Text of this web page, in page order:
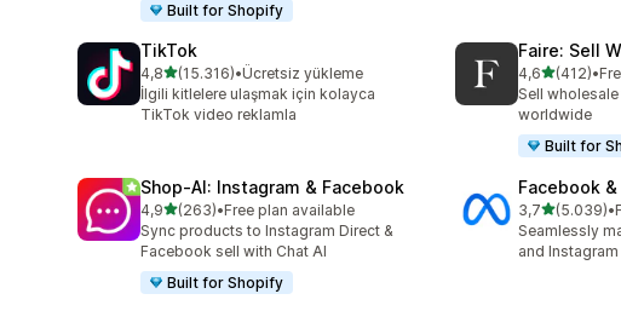
Built for Shopify
TikTok
4,85 yıldız üzerinden
(15.316)
toplam 15316 değerlendirme
•Ücretsiz yükleme
İlgili kitlelere ulaşmak için kolayca
TikTok video reklamla
Faire: Sell
4,65 yıldız
(412)
toplam 412•
Sell
worldwide
Built for
Shop‑AI: Instagram & Facebook
4,95 yıldız üzerinden
(263)
toplam 263 değerlendirme
•Free plan available
Sync products to Instagram Direct &
Facebook sell with Chat AI
Built for Shopify
Facebook
3,75 yıldız
(5.039)
toplam 5039 •
Seamlessly
and